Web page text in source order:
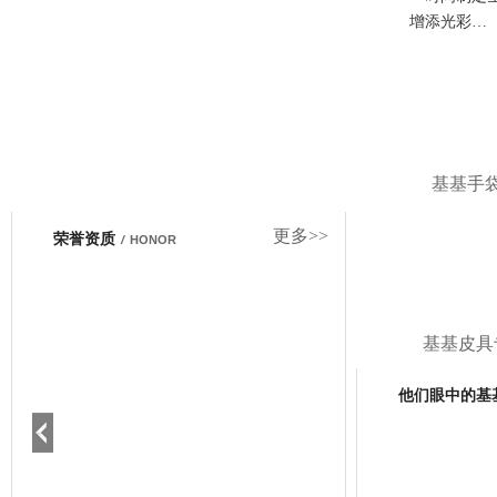
增添光彩…
基基手
基基皮
更多>>
荣誉资质 / HONOR
他们眼中的基